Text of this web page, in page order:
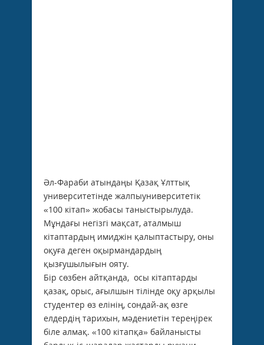
Әл-Фараби атындаңы Қазақ Ұлттық
университетінде жалпыуниверситетік
«100 кітап» жобасы таныстырылуда.
Мұндағы негізгі мақсат, аталмыш
кітаптардың имиджін қалыптастыру, оны
оқуға деген оқырмандардың
қызғушылығын ояту.
Бір сөзбен айтқанда, осы кітаптарды
қазақ, орыс, ағылшын тілінде оқу арқылы
студентер өз елінің, сондай-ақ өзге
елдердің тарихын, мәдениетін тереңірек
біле алмақ. «100 кітапқа» байланысты